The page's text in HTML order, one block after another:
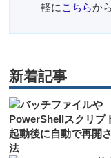
軽に こちらか
新着記事